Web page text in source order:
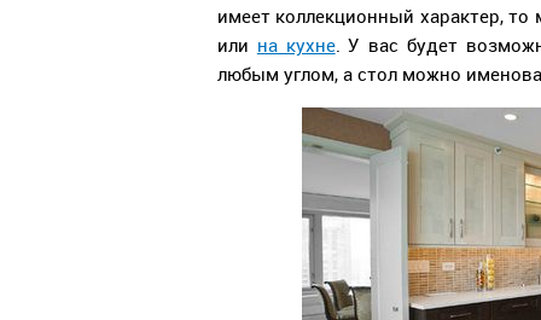
имеет коллекционный характер, то
или на кухне. У вас будет
любым углом, а стол можно